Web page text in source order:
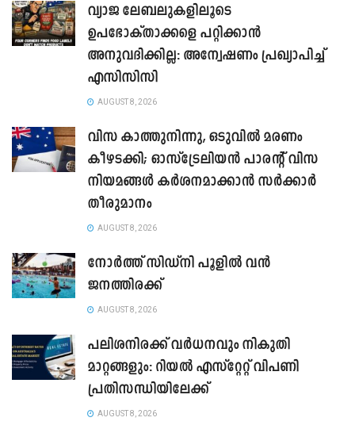
വ്യാജ ലേബലുകളിലൂടെ
ഉപഭോക്താക്കളെ പറ്റിക്കാൻ
അനുവദിക്കില്ല: അന്വേഷണം പ്രഖ്യാപിച്ച്
എസിസിസി
AUGUST 8, 2026
വിസ കാത്തുനിന്നു, ഒടുവിൽ മരണം
കീഴടക്കി; ഓസ്‌ട്രേലിയൻ പാരന്റ് വിസ
നിയമങ്ങൾ കർശനമാക്കാൻ സർക്കാർ
തീരുമാനം
AUGUST 8, 2026
നോർത്ത് സിഡ്നി പൂളിൽ വൻ
ജനത്തിരക്ക്
AUGUST 8, 2026
പലിശനിരക്ക് വർധനവും നികുതി
മാറ്റങ്ങളും: റിയൽ എസ്റ്റേറ്റ് വിപണി
പ്രതിസന്ധിയിലേക്ക്
AUGUST 8, 2026